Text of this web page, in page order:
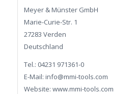
Meyer & Münster GmbH
Marie-Curie-Str. 1
27283 Verden
Deutschland
Tel.: 04231 971361-0
E-Mail: info@mmi-tools.com
Website: www.mmi-tools.com